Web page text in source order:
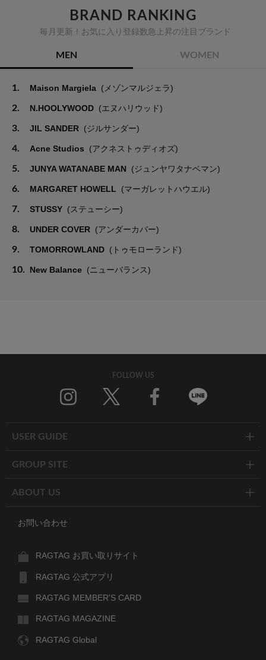
BRAND RANKING
毎月更新！お気に入り登録数急上昇の注目ブランド
MEN WOMEN
1. Maison Margiela (メゾンマルジェラ)
2. N.HOOLYWOOD (エヌハリウッド)
3. JIL SANDER (ジルサンダー)
4. Acne Studios (アクネストゥディオズ)
5. JUNYA WATANABE MAN (ジュンヤワタナベマン)
6. MARGARET HOWELL (マーガレットハウエル)
7. STUSSY (ステューシー)
8. UNDER COVER (アンダーカバー)
9. TOMORROWLAND (トゥモローランド)
10. New Balance (ニューバランス)
FOLLOW US
USER GUIDE
GROUP SITE
ABOUT US
お問い合わせ
RAGTAG お買い取りサイト
RAGTAG 公式アプリ
RAGTAG MEMBER'S CARD
RAGTAG MAGAZINE
RAGTAG Global